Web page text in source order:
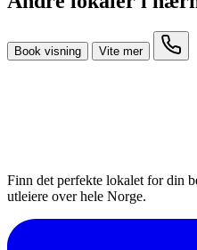
Book visning Vite mer
Finn det perfekte lokalet for din
utleiere over hele Norge.